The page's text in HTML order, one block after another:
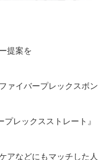
提案を
ァイバープレックスボン
レックスストレート』
アなどにもマッチした人